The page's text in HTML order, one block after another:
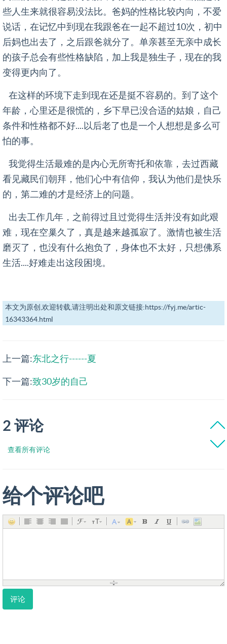
些人生来就很容易没法比。爸妈的性格比较内向，不爱
说话，在记忆中到现在我跟爸在一起不超过10次，初中
后妈也出去了，之后跟爸就分了。单亲甚至无亲中成长
的孩子总会有些性格缺陷，加上我是独生子，现在的我
变得更内向了。
在这样的环境下走到现在还是挺不容易的。到了这个
年龄，心里还是很慌的，乡下早已没合适的姑娘，自己
条件和性格都不好....以后老了也是一个人想想是多么可
怕的事。
我觉得生活最难的是内心无所寄托和依靠，去过西藏
看见藏民们朝拜，他们心中有信仰，我认为他们是快乐
的，第二难的才是经济上的问题。
出去工作几年，之前得过且过觉得生活并没有如此艰
难，现在空巢久了，真是越来越孤寂了。激情也被生活
磨灭了，也没有什么抱负了，身体也不太好，只想佛系
生活....好难走出这段困境。
本文为原创,欢迎转载,请注明出处和原文链接:https://fyj.me/artic-
16343364.html
上一篇:东北之行------夏
下一篇:致30岁的自己
2 评论
查看所有评论
给个评论吧
评论